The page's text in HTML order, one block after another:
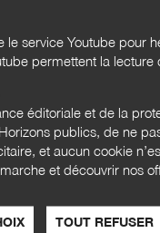
recherche agents
silos
nombreuses autres
Normandie,
des jalons solides avant
le service Youtube pour
permettent la lecture
éditoriale et de la
publics, de ne
et aucun cookie
et découvrir nos
TOUT REFUSER